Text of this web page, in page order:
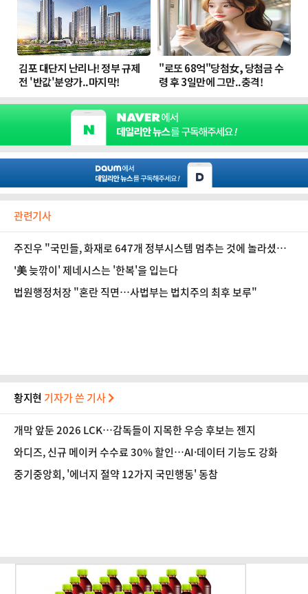
관련기사
주진우 "국민들, 화재로 647개 정부시스템 멈추는 것에 놀라셨을
것"
'美 늦깎이' 제네시스는 '한복'을 입는다
법원행정처장 "혼란 직면…사법부는 법치주의 최후 보루"
황지현 기자가 쓴 기사
개막 앞둔 2026 LCK…감독들이 지목한 우승 후보는 젠지
와디즈, 신규 메이커 수수료 30% 할인…AI·데이터 기능도 강화
중기중앙회, '에너지 절약 12가지 국민행동' 동참